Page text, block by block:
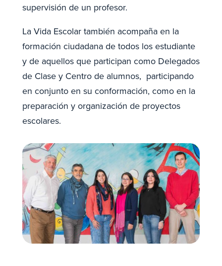
supervisión de un profesor.
La Vida Escolar también acompaña en la
formación ciudadana de todos los estudiante
y de aquellos que participan como Delegados
de Clase y Centro de alumnos, participando
en conjunto en su conformación, como en la
preparación y organización de proyectos
escolares.